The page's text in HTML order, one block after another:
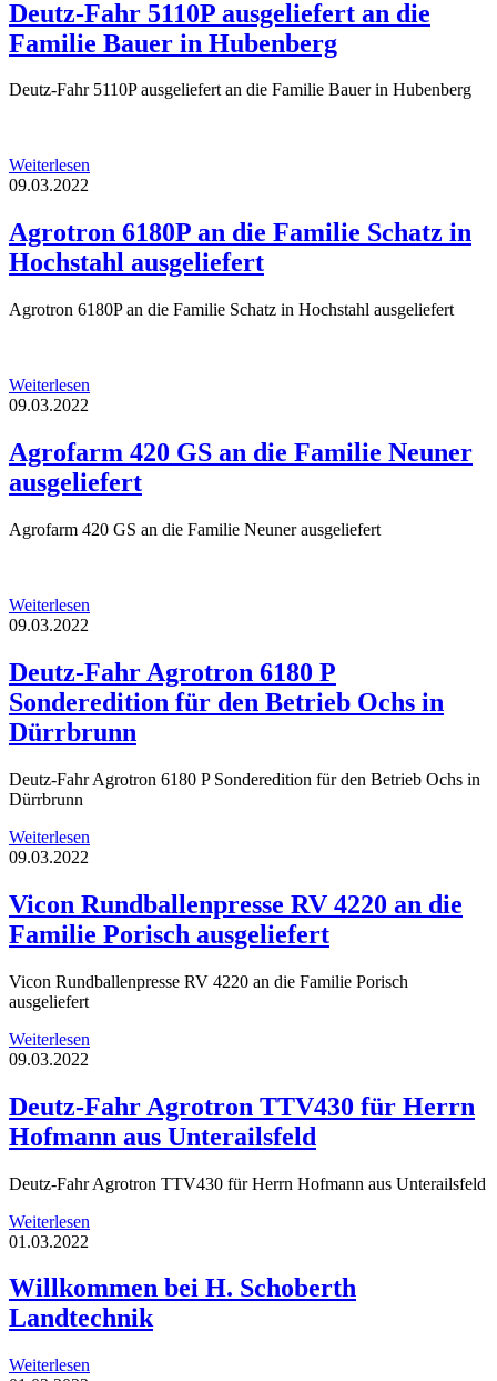
Deutz-Fahr 5110P ausgeliefert an die
Familie Bauer in Hubenberg
Deutz-Fahr 5110P ausgeliefert an die Familie Bauer in Hubenberg
Weiterlesen
09.03.2022
Agrotron 6180P an die Familie Schatz in
Hochstahl ausgeliefert
Agrotron 6180P an die Familie Schatz in Hochstahl ausgeliefert
Weiterlesen
09.03.2022
Agrofarm 420 GS an die Familie Neuner
ausgeliefert
Agrofarm 420 GS an die Familie Neuner ausgeliefert
Weiterlesen
09.03.2022
Deutz-Fahr Agrotron 6180 P
Sonderedition für den Betrieb Ochs in
Dürrbrunn
Deutz-Fahr Agrotron 6180 P Sonderedition für den Betrieb Ochs in
Dürrbrunn
Weiterlesen
09.03.2022
Vicon Rundballenpresse RV 4220 an die
Familie Porisch ausgeliefert
Vicon Rundballenpresse RV 4220 an die Familie Porisch
ausgeliefert
Weiterlesen
09.03.2022
Deutz-Fahr Agrotron TTV430 für Herrn
Hofmann aus Unterailsfeld
Deutz-Fahr Agrotron TTV430 für Herrn Hofmann aus Unterailsfeld
Weiterlesen
01.03.2022
Willkommen bei H. Schoberth
Landtechnik
Weiterlesen